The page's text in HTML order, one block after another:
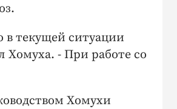
в текущей ситуации
Хомуха. - При работе со
Хомухи